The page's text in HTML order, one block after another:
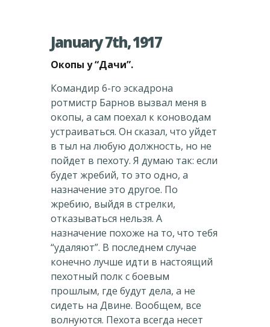
January 7th, 1917
Окопы у “Дачи”.
Командир 6-го эскадрона
ротмистр Барнов вызвал меня в
окопы, а сам поехал к коноводам
устраиваться. Он сказал, что уйдет
в тыл на любую должность, но не
пойдет в пехоту. Я думаю так: если
будет жребий, то это одно, а
назначение это другое. По
жребию, выйдя в стрелки,
отказываться нельзя. А
назначение похоже на то, что тебя
“удаляют”. В последнем случае
конечно лучше идти в настоящий
пехотный полк с боевым
прошлым, где будут дела, а не
сидеть на Двине. Вообщем, все
волнуются. Пехота всегда несет